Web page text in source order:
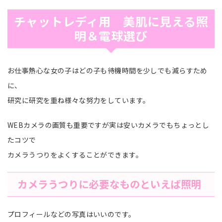
チャットレディ用 美肌に見える照
明＆電球選び
お仕事熱心な女の子はどの子も待機時間を少しでも減らすため
に、
研究に研究を重ね様々な努力をしています。
WEBカメラの画質も重要ですが実は安いカメラでもちょっとし
たコツで
カメラうつりをよくすることができます。
カメラうつりに必要なものといえば照明
プロフィールなどの写真はいいのです。